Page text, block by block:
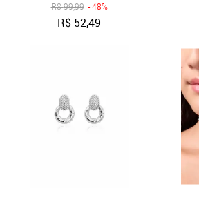
R$99,99 - 48%
R$ 52,49